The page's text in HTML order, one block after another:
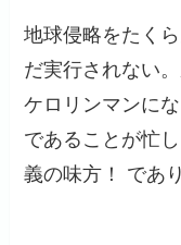
地球侵略をたく
だ実行されない
ケロリンマンに
であることが忙
義の味方！ であ